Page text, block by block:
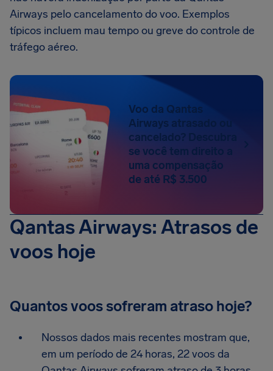
Airways pelo cancelamento do voo. Exemplos
típicos incluem mau tempo ou greve do controle de
tráfego aéreo.
Voo da Qantas
Airways atrasado ou
cancelado? Descubra
se você tem direito a
uma compensação
de até R$ 3.500
Qantas Airways: Atrasos de
voos hoje
Quantos voos sofreram atraso hoje?
Nossos dados mais recentes mostram que,
em um período de 24 horas, 22 voos da